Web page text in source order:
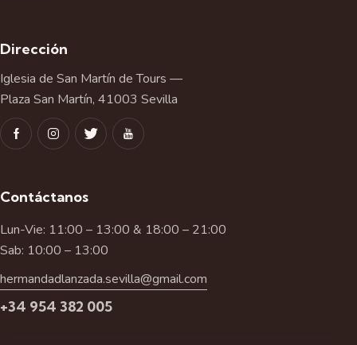
Dirección
Iglesia de San Martín de Tours —
Plaza San Martín, 41003 Sevilla
Contáctanos
Lun-Vie: 11:00 – 13:00 & 18:00 – 21:00
Sab: 10:00 – 13:00
hermandadlanzada.sevilla@gmail.com
+34 954 382 005